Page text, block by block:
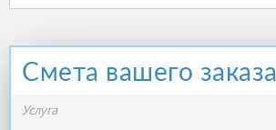
-
ИТОГО:
Смета вашего заказа
Услуга